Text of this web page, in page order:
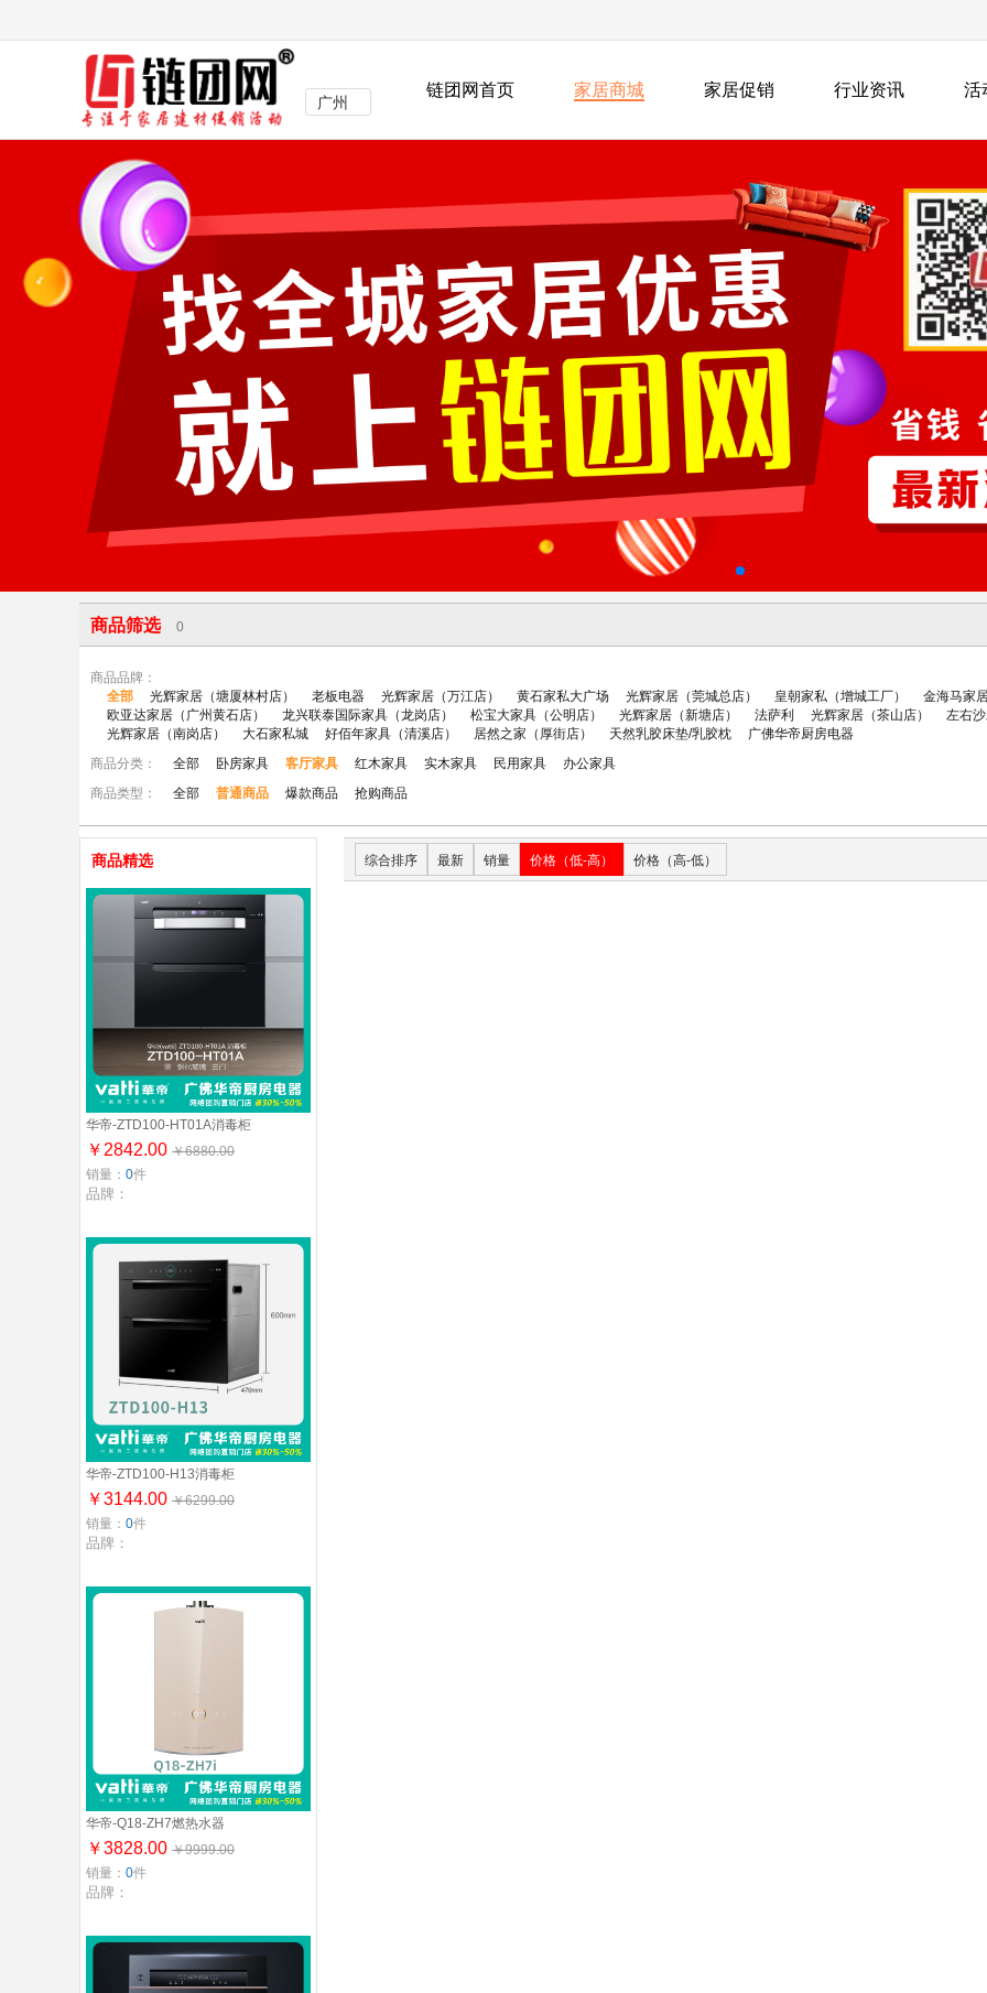
广州
链团网首页 家居商城 家居促销 行业资讯 活
商品筛选 0
商品品牌：
全部
光辉家居（塘厦林村店） 老板电器 光辉家居（万江店） 黄石家私大广场 光辉家居（莞城总店） 皇朝家私（增城工厂）
金海马家
欧亚达家居（广州黄石店）
龙兴联泰国际家具（龙岗店） 松宝大家具（公明店） 光辉家居（新塘店） 法萨利 光辉家居（茶山店）
左右
光辉家居（南岗店）
大石家私城 好佰年家具（清溪店） 居然之家（厚街店） 天然乳胶床垫/乳胶枕
广佛华帝厨房电器
商品分类：
全部 卧房家具 客厅家具 红木家具 实木家具 民用家具
办公家具
商品类型：
全部 普通商品 爆款商品 抢购商品
商品精选
华帝-ZTD100-HT01A消毒柜
￥2842.00 ￥6880.00
销量： 0件
品牌：
华帝-ZTD100-H13消毒柜
￥3144.00 ￥6299.00
销量： 0件
品牌：
华帝-Q18-ZH7燃热水器
￥3828.00 ￥9999.00
销量： 0件
品牌：
综合排序 最新 销量 价格（低-高） 价格（高-低）